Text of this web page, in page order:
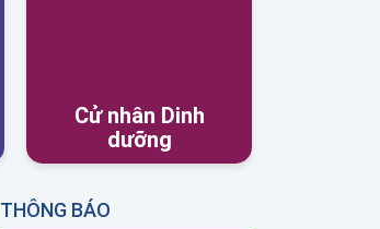
Cử nhân Dinh
dưỡng
THÔNG BÁO